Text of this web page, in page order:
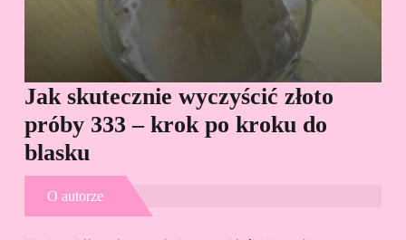
Jak skutecznie wyczyścić złoto
próby 333 – krok po kroku do
blasku
O autorze